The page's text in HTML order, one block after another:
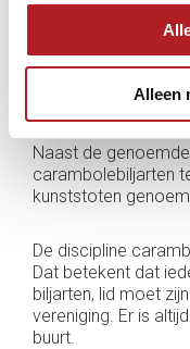
Alleen
daaropvolgende
voor het NK. De
hoogste klasse
Naast de
carambolebiljarten
kunststoten
De discipline
Dat betekent dat
biljarten, lid moet
vereniging. Er is
buurt.